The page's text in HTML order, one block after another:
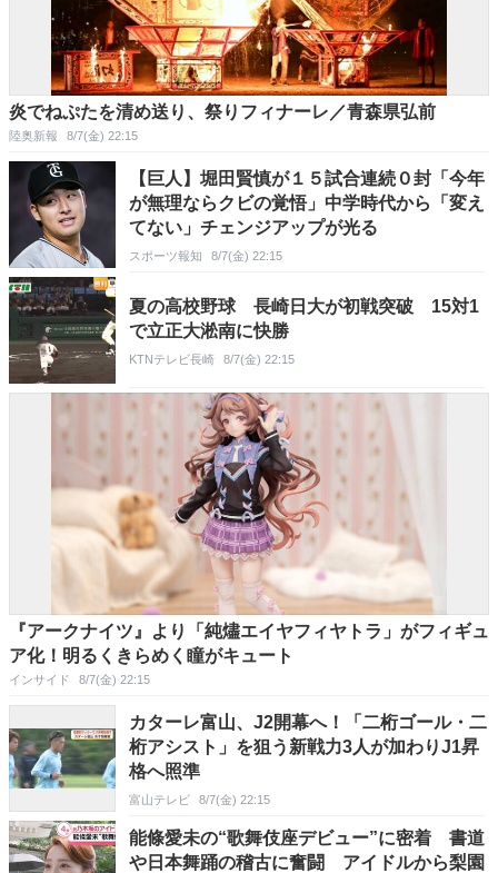
炎でねぷたを清め送り、祭りフィナーレ／青森県弘前
陸奥新報 8/7(金) 22:15
【巨人】堀田賢慎が１５試合連続０封「今年
が無理ならクビの覚悟」中学時代から「変え
てない」チェンジアップが光る
スポーツ報知 8/7(金) 22:15
夏の高校野球 長崎日大が初戦突破 15対1
で立正大淞南に快勝
KTNテレビ長崎 8/7(金) 22:15
『アークナイツ』より「純燼エイヤフィヤトラ」がフィギュ
ア化！明るくきらめく瞳がキュート
インサイド 8/7(金) 22:15
カターレ富山、J2開幕へ！「二桁ゴール・二
桁アシスト」を狙う新戦力3人が加わりJ1昇
格へ照準
富山テレビ 8/7(金) 22:15
能條愛未の“歌舞伎座デビュー”に密着 書道
や日本舞踊の稽古に奮闘 アイドルから梨園